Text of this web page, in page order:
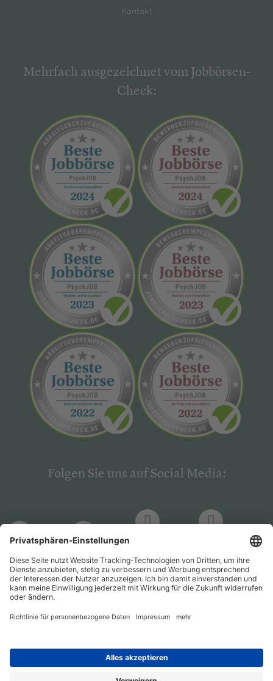
Kontakt
Mehrfach ausgezeichnet vom Jobbörsen-
Check:
Folgen Sie uns auf Social Media:
PsychJOB PsychJOB
Hogrefe
Verlag
Hogrefe
Verlag